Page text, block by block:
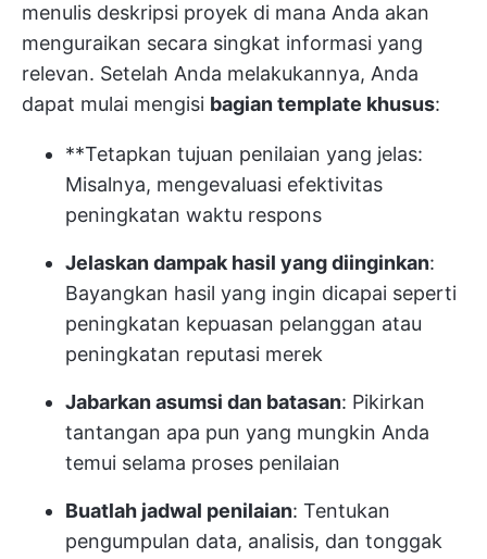
menulis deskripsi proyek di mana Anda akan
menguraikan secara singkat informasi yang
relevan. Setelah Anda melakukannya, Anda
dapat mulai mengisi bagian template khusus:
**Tetapkan tujuan penilaian yang jelas:
Misalnya, mengevaluasi efektivitas
peningkatan waktu respons
Jelaskan dampak hasil yang diinginkan:
Bayangkan hasil yang ingin dicapai seperti
peningkatan kepuasan pelanggan atau
peningkatan reputasi merek
Jabarkan asumsi dan batasan: Pikirkan
tantangan apa pun yang mungkin Anda
temui selama proses penilaian
Buatlah jadwal penilaian: Tentukan
pengumpulan data, analisis, dan tonggak